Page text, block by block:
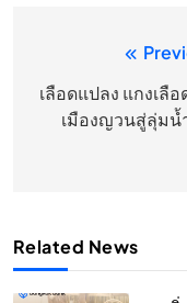
แนะแนว
เรื่อง
เลือดแปลง แกงเลือ
เมืองญวนสู่ลุ่มน้
Related News